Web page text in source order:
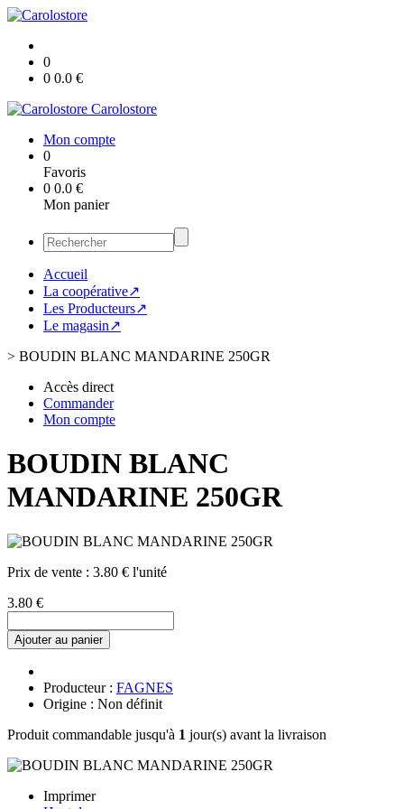
0
0 0.0 €
Carolostore
Mon compte
0
Favoris
0 0.0 €
Mon panier
Accueil
La coopérative↗
Les Producteurs↗
Le magasin↗
> BOUDIN BLANC MANDARINE 250GR
Accès direct
Commander
Mon compte
BOUDIN BLANC
MANDARINE 250GR
Prix de vente : 3.80 € l'unité
3.80 €
Ajouter au panier
Producteur : FAGNES
Origine : Non définit
Produit commandable jusqu'à 1 jour(s) avant la livraison
Imprimer